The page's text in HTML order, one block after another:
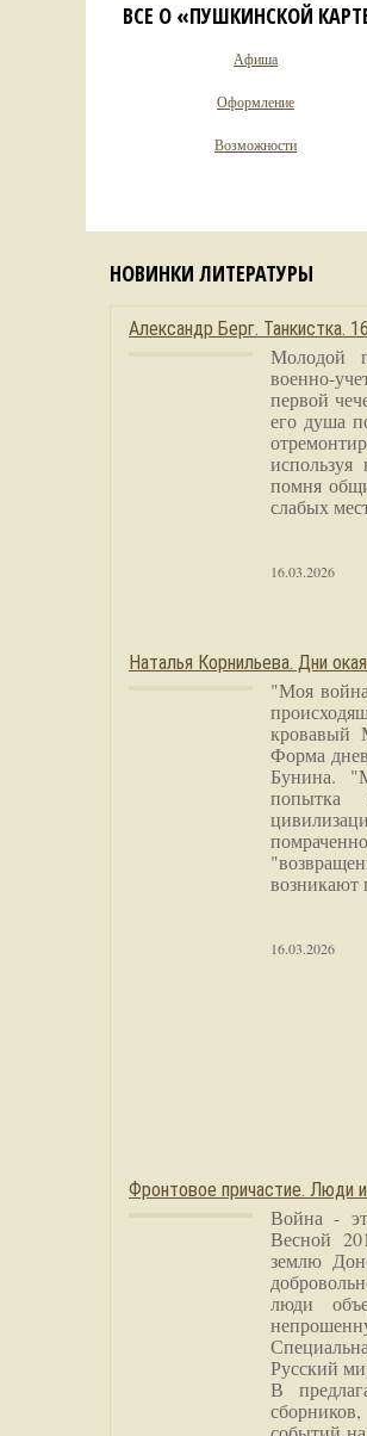
ВСЕ О «ПУШКИНСКОЙ
Афиша
Оформление
Возможности
НОВИНКИ ЛИТЕРАТУРЫ
Александр Берг. Танкистка.
Молодой
военно-
первой
его душа
используя
помня
слабых
16.03.2026
Наталья Корнильева. Дни
"Моя
кровавый
Форма
Бунина.
попытка
возникают
16.03.2026
Фронтовое причастие. Люди
Война -
Весной
землю
люди
Русский
В